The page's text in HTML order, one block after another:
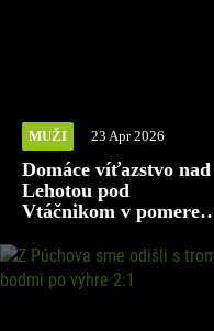
MUŽI 23 Apr 2026
Domáce víťazstvo nad
Lehotou pod
Vtáčnikom v pomere